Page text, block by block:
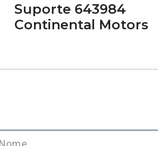
Suporte 643984
Continental Motors